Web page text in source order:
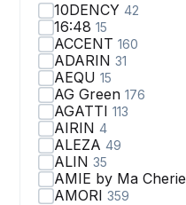
10DENCY 42
16:48 15
ACCENT 160
ADARIN 31
AEQU 15
AG Green 176
AGATTI 113
AIRIN 4
ALEZA 49
ALIN 35
AMIE by Ma Сherie
AMORI 359